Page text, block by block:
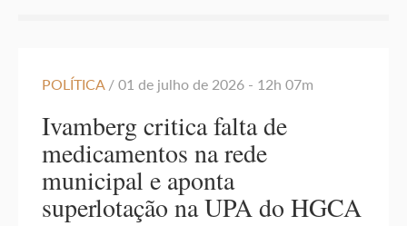
POLÍTICA/ 01 de julho de 2026 - 12h 07m
Ivamberg critica falta de
medicamentos na rede
municipal e aponta
superlotação na UPA do HGCA